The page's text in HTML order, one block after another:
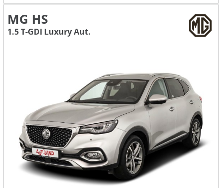
MG HS
1.5 T-GDI Luxury Aut.